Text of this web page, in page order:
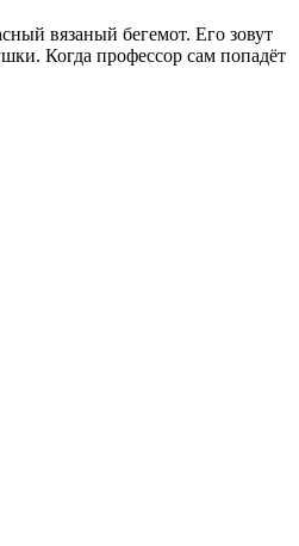
вязаный бегемот. Его зовут
Когда профессор сам попадёт